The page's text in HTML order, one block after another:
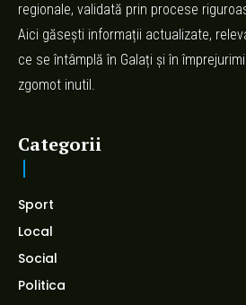
regionale, validată prin procese
Aici găsești informații actualizate,
ce se întâmplă în Galați și în
zgomot inutil.
Categorii
Sport
Local
Social
Politica